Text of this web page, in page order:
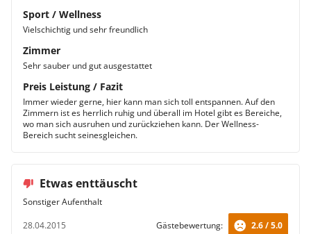
Sport / Wellness
Vielschichtig und sehr freundlich
Zimmer
Sehr sauber und gut ausgestattet
Preis Leistung / Fazit
Immer wieder gerne, hier kann man sich toll entspannen. Auf den
Zimmern ist es herrlich ruhig und überall im Hotel gibt es Bereiche,
wo man sich ausruhen und zurückziehen kann. Der Wellness-
Bereich sucht seinesgleichen.
Etwas enttäuscht
Sonstiger Aufenthalt
28.04.2015
Gästebewertung: 2.6 / 5.0